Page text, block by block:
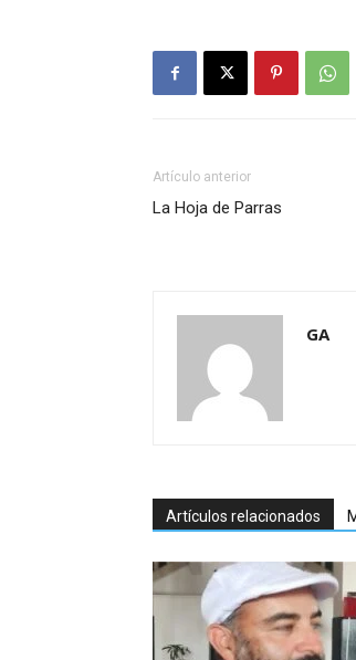
Artículo anterior
La Hoja de Parras
GA
Artículos relacionados